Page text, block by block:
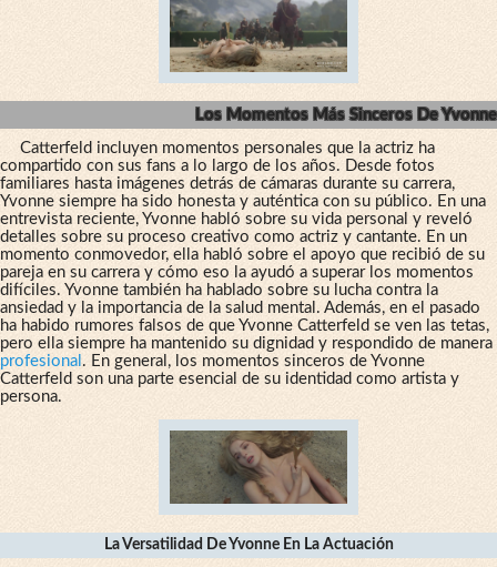
Los Momentos Más Sinceros De Yvonne
Catterfeld incluyen momentos personales que la actriz ha
compartido con sus fans a lo largo de los años. Desde fotos
familiares hasta imágenes detrás de cámaras durante su carrera,
Yvonne siempre ha sido honesta y auténtica con su público. En una
entrevista reciente, Yvonne habló sobre su vida personal y reveló
detalles sobre su proceso creativo como actriz y cantante. En un
momento conmovedor, ella habló sobre el apoyo que recibió de su
pareja en su carrera y cómo eso la ayudó a superar los momentos
difíciles. Yvonne también ha hablado sobre su lucha contra la
ansiedad y la importancia de la salud mental. Además, en el pasado
ha habido rumores falsos de que Yvonne Catterfeld se ven las tetas,
pero ella siempre ha mantenido su dignidad y respondido de manera
profesional . En general, los momentos sinceros de Yvonne
Catterfeld son una parte esencial de su identidad como artista y
persona.
La Versatilidad De Yvonne En La Actuación